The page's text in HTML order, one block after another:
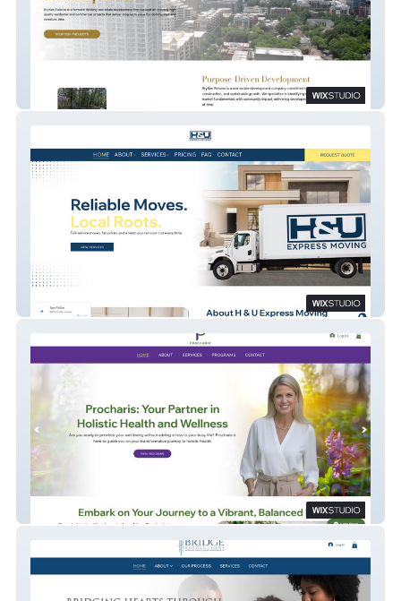
BryKen Futures
H & U Express Moving
Procharis